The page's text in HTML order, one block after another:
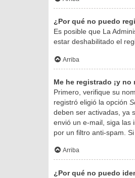
¿Por qué no puedo
Es posible que La
estar deshabilitado el
Arriba
Me he registrado ¡y
Primero, verifique su
registró eligió la opción
deben ser activadas, ya
envió un e-mail, siga las
por un filtro anti-spam.
Arriba
¿Por qué no puedo